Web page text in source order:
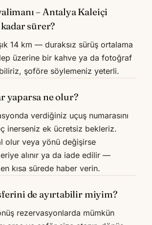
– Antalya Kaleiçi
sürer?
14 km — duraksız sürüş ortalama
üzerine bir kahve ya da fotoğraf
şoföre söylemeniz yeterli.
yaparsa ne olur?
verdiğiniz uçuş numarasını
inerseniz ek ücretsiz bekleriz.
olur veya yönü değişirse
alınır ya da iade edilir —
kısa sürede haber verin.
de ayırtabilir miyim?
rezervasyonlarda mümkün